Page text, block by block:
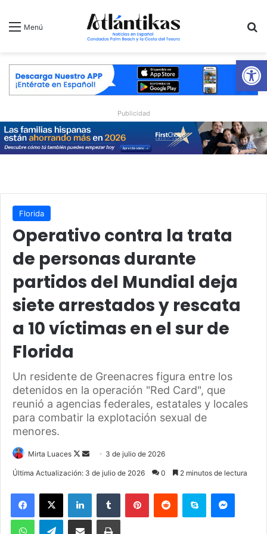
Menú
Publicidad
Florida
Operativo contra la trata
de personas durante
partidos del Mundial deja
siete arrestados y rescata
a 10 víctimas en el sur de
Florida
Un residente de Greenacres figura entre los
detenidos en la operación "Red Card", que
reunió a agencias federales, estatales y locales
para combatir la explotación sexual de
menores.
Mirta Luaces
F
l
o
d
3 de julio de 2026
Última Actualización: 3 de julio de 2026 0 2 minutos de lectura
Telegram